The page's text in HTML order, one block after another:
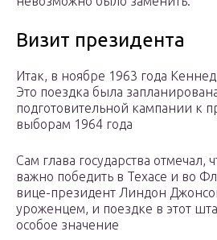
Визит президента
Итак, в ноябре 1963 года
Это поездка была
подготовительной кампании к
выборам 1964 года
Сам глава государства отмечал,
важно победить в Техасе и во
вице-президент Линдон
уроженцем, и поездке в этот
особое значение